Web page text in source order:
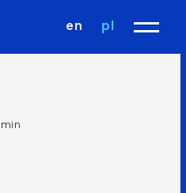
en pl
min